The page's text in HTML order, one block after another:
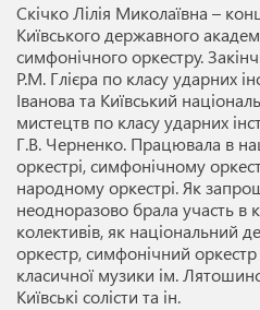
Скічко Лілія Миколаївна –
Київського державного
симфонічного оркестру.
Р.М. Глієра по класу ударних
Іванова та Київський
мистецтв по класу ударних
Г.В. Черненко. Працювала в
оркестрі, симфонічному
народному оркестрі. Як
неодноразово брала участь в
колективів, як національний
оркестр, симфонічний
класичної музики ім.
Київські солісти та ін.